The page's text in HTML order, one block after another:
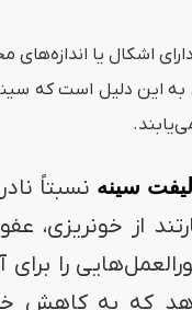
اشکال یا اندازه‌های
به این دلیل است که
لیفت سینه نسبتاً
از خونریزی،
را برای
که به کاهش